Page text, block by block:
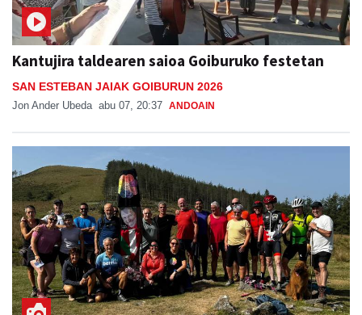
Kantujira taldearen saioa Goiburuko festetan
SAN ESTEBAN JAIAK GOIBURUN 2026
Jon Ander Ubeda abu 07, 20:37 ANDOAIN